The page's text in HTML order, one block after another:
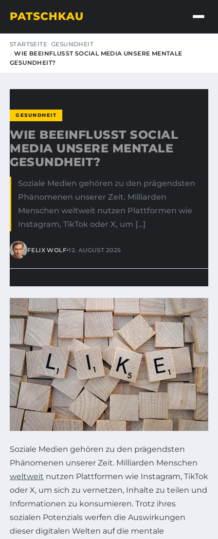
PATSCHKAU
STARTSEITE GESUNDHEIT
WIE BEEINFLUSST SOCIAL MEDIA UNSERE MENTALE
GESUNDHEIT?
GESUNDHEIT
WIE BEEINFLUSST SOCIAL
MEDIA UNSERE MENTALE
GESUNDHEIT?
Soziale Medien gehören zu den prägendsten
Phänomenen unserer Zeit. Milliarden
Menschen weltweit nutzen Plattformen wie
Instagram, TikTok oder X, um […]
FELIX WOLF•12. AUGUST 2025
Soziale Medien gehören zu den prägendsten
Phänomenen unserer Zeit. Milliarden Menschen
weltweit nutzen Plattformen wie Instagram, TikTok
oder X, um sich zu vernetzen, Inhalte zu teilen und
Informationen zu konsumieren. Trotz ihres
sozialen Potenzials werfen die Auswirkungen
dieser digitalen Welten auf die mentale